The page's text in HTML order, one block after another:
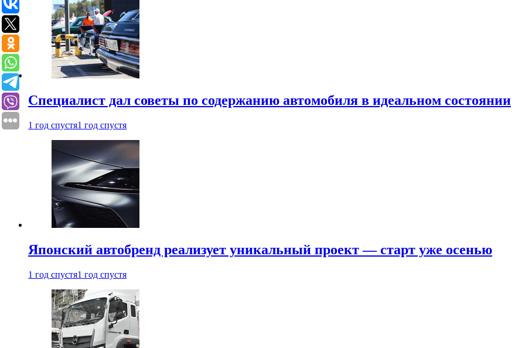
Специалист дал советы по содержанию автомобиля в идеальном состоянии
1 год спустя1 год спустя
Японский автобренд реализует уникальный проект — старт уже осенью
1 год спустя1 год спустя